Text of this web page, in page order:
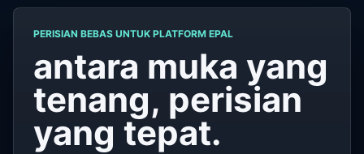
PERISIAN BEBAS UNTUK PLATFORM EPAL
antara muka yang
tenang, perisian
yang tepat.